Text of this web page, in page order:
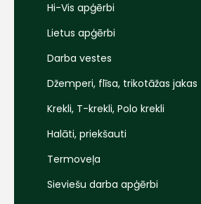
Hi-Vis apģērbi
Lietus apģērbi
Darba vestes
Džemperi, flīsa, trikotāžas jakas
Krekli, T-krekli, Polo krekli
Halāti, priekšauti
Termoveļa
Sieviešu darba apģērbi